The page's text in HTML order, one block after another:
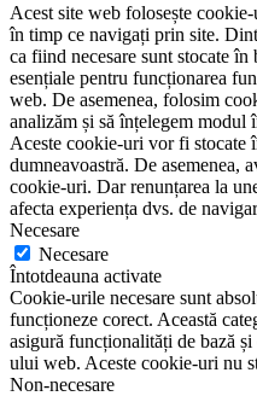
Acest site web folosește
în timp ce navigați prin site.
ca fiind necesare sunt stocate
esențiale pentru funcționarea
web. De asemenea, folosim
analizăm și să înțelegem modul
Aceste cookie-uri vor fi stocate
dumneavoastră. De asemenea,
cookie-uri. Dar renunțarea la
afecta experiența dvs. de
Necesare
Necesare
Întotdeauna activate
Cookie-urile necesare sunt
funcționeze corect. Această
asigură funcționalități de bază
ului web. Aceste cookie-uri nu
Non-necesare